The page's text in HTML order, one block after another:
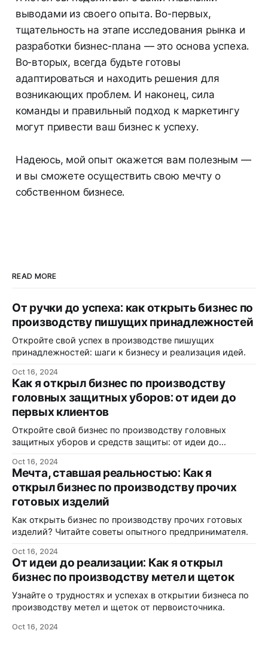
выводами из своего опыта. Во-первых,
тщательность на этапе исследования рынка и
разработки бизнес-плана — это основа успеха.
Во-вторых, всегда будьте готовы
адаптироваться и находить решения для
возникающих проблем. И наконец, сила
команды и правильный подход к маркетингу
могут привести ваш бизнес к успеху.
Надеюсь, мой опыт окажется вам полезным —
и вы сможете осуществить свою мечту о
собственном бизнесе.
READ MORE
От ручки до успеха: как открыть бизнес по
производству пишущих принадлежностей
Откройте свой успех в производстве пишущих
принадлежностей: шаги к бизнесу и реализация идей.
Oct 16, 2024
Как я открыл бизнес по производству
головных защитных уборов: от идеи до
первых клиентов
Откройте свой бизнес по производству головных
защитных уборов и средств защиты: от идеи до
Oct 16, 2024
Мечта, ставшая реальностью: Как я
открыл бизнес по производству прочих
готовых изделий
Как открыть бизнес по производству прочих готовых
изделий? Читайте советы опытного предпринимателя.
Oct 16, 2024
От идеи до реализации: Как я открыл
бизнес по производству метел и щеток
Узнайте о трудностях и успехах в открытии бизнеса по
производству метел и щеток от первоисточника.
Oct 16, 2024